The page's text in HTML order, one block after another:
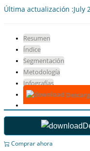
Última actualización :July
Resumen
Índice
Segmentación
Metodología
Infografías
Comprar ahora